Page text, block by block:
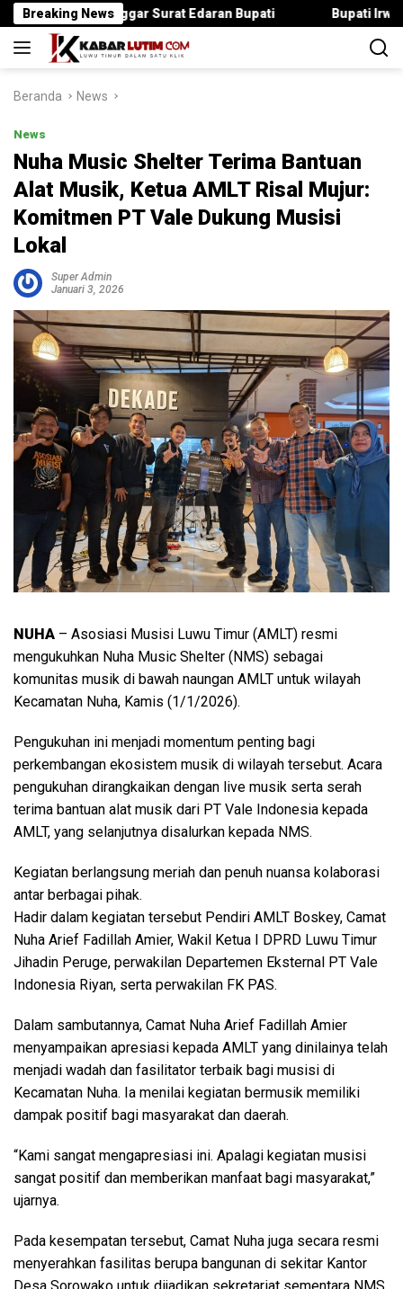
Langsung
ke
konten
Breaking News
Langgar Surat Edaran Bupati Bupati Irwan Serahkan
Beranda News
News
Nuha Music Shelter Terima Bantuan
Alat Musik, Ketua AMLT Risal Mujur:
Komitmen PT Vale Dukung Musisi
Lokal
Super Admin
Januari 3, 2026
NUHA – Asosiasi Musisi Luwu Timur (AMLT) resmi
mengukuhkan Nuha Music Shelter (NMS) sebagai
komunitas musik di bawah naungan AMLT untuk wilayah
Kecamatan Nuha, Kamis (1/1/2026).
Pengukuhan ini menjadi momentum penting bagi
perkembangan ekosistem musik di wilayah tersebut. Acara
pengukuhan dirangkaikan dengan live musik serta serah
terima bantuan alat musik dari PT Vale Indonesia kepada
AMLT, yang selanjutnya disalurkan kepada NMS.
Kegiatan berlangsung meriah dan penuh nuansa kolaborasi
antar berbagai pihak.
Hadir dalam kegiatan tersebut Pendiri AMLT Boskey, Camat
Nuha Arief Fadillah Amier, Wakil Ketua I DPRD Luwu Timur
Jihadin Peruge, perwakilan Departemen Eksternal PT Vale
Indonesia Riyan, serta perwakilan FK PAS.
Dalam sambutannya, Camat Nuha Arief Fadillah Amier
menyampaikan apresiasi kepada AMLT yang dinilainya telah
menjadi wadah dan fasilitator terbaik bagi musisi di
Kecamatan Nuha. Ia menilai kegiatan bermusik memiliki
dampak positif bagi masyarakat dan daerah.
“Kami sangat mengapresiasi ini. Apalagi kegiatan musisi
sangat positif dan memberikan manfaat bagi masyarakat,”
ujarnya.
Pada kesempatan tersebut, Camat Nuha juga secara resmi
menyerahkan fasilitas berupa bangunan di sekitar Kantor
Desa Sorowako untuk dijadikan sekretariat sementara NMS.